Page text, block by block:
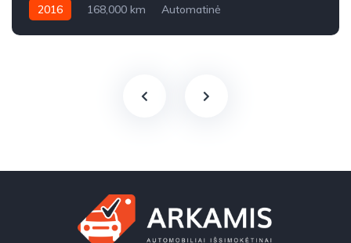
2016 168,000 km
Automatinė